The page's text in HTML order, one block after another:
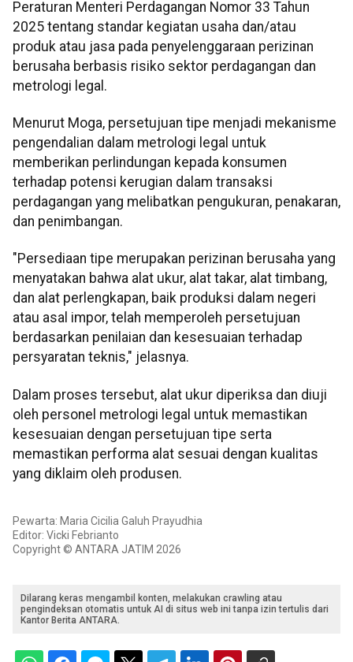
Peraturan Menteri Perdagangan Nomor 33 Tahun
2025 tentang standar kegiatan usaha dan/atau
produk atau jasa pada penyelenggaraan perizinan
berusaha berbasis risiko sektor perdagangan dan
metrologi legal.
Menurut Moga, persetujuan tipe menjadi mekanisme
pengendalian dalam metrologi legal untuk
memberikan perlindungan kepada konsumen
terhadap potensi kerugian dalam transaksi
perdagangan yang melibatkan pengukuran, penakaran,
dan penimbangan.
"Persediaan tipe merupakan perizinan berusaha yang
menyatakan bahwa alat ukur, alat takar, alat timbang,
dan alat perlengkapan, baik produksi dalam negeri
atau asal impor, telah memperoleh persetujuan
berdasarkan penilaian dan kesesuaian terhadap
persyaratan teknis," jelasnya.
Dalam proses tersebut, alat ukur diperiksa dan diuji
oleh personel metrologi legal untuk memastikan
kesesuaian dengan persetujuan tipe serta
memastikan performa alat sesuai dengan kualitas
yang diklaim oleh produsen.
Pewarta: Maria Cicilia Galuh Prayudhia
Editor: Vicki Febrianto
Copyright © ANTARA JATIM 2026
Dilarang keras mengambil konten, melakukan crawling atau
pengindeksan otomatis untuk AI di situs web ini tanpa izin tertulis dari
Kantor Berita ANTARA.